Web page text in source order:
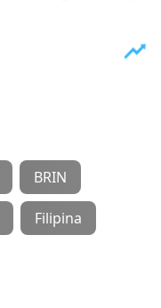
BRIN
Filipina